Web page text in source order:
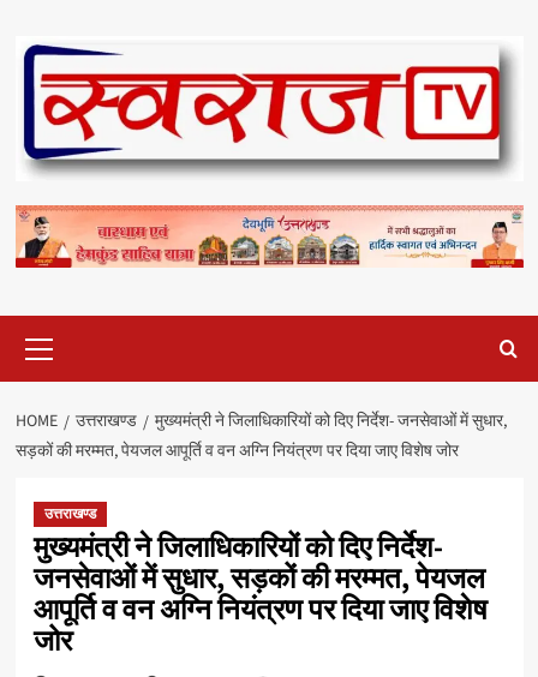
content
Menu
HOME उत्तराखण्ड
मुख्यमंत्री ने जिलाधिकारियों को दिए निर्देश- जनसेवाओं में सुधार,
सड़कों की मरम्मत, पेयजल आपूर्ति व वन अग्नि नियंत्रण पर दिया जाए विशेष जोर
उत्तराखण्ड
मुख्यमंत्री ने जिलाधिकारियों को दिए निर्देश-
जनसेवाओं में सुधार, सड़कों की मरम्मत, पेयजल
आपूर्ति व वन अग्नि नियंत्रण पर दिया जाए विशेष
जोर